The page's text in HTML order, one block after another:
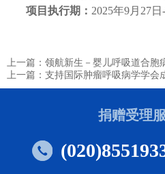
项目执行期： 2025年9月27日
上一篇：领航新生－婴儿呼吸道合胞
上一篇：支持国际肿瘤呼吸病学学会
捐赠受理